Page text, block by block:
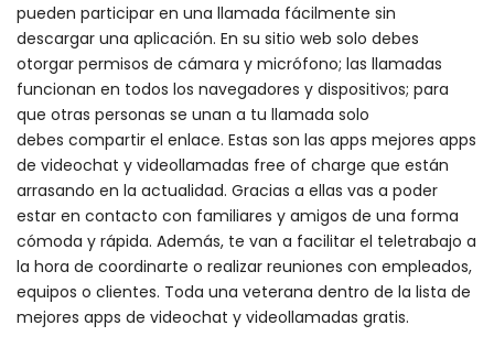
pueden participar en una llamada fácilmente sin
descargar una aplicación. En su sitio web solo debes
otorgar permisos de cámara y micrófono; las llamadas
funcionan en todos los navegadores y dispositivos; para
que otras personas se unan a tu llamada solo
debes compartir el enlace. Estas son las apps mejores apps
de videochat y videollamadas free of charge que están
arrasando en la actualidad. Gracias a ellas vas a poder
estar en contacto con familiares y amigos de una forma
cómoda y rápida. Además, te van a facilitar el teletrabajo a
la hora de coordinarte o realizar reuniones con empleados,
equipos o clientes. Toda una veterana dentro de la lista de
mejores apps de videochat y videollamadas gratis.